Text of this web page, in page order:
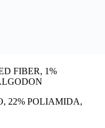
FIBER, 1%
22% POLIAMIDA,